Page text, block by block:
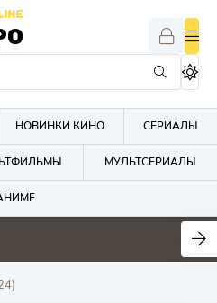
НОВИНКИ КИНО СЕРИАЛЫ
МУЛЬТСЕРИАЛЫ